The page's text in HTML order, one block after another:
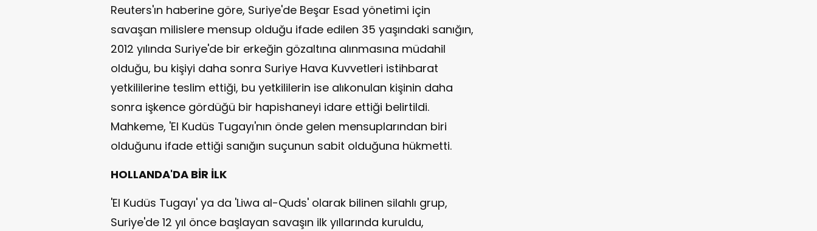
Reuters'ın haberine göre, Suriye'de Beşar Esad yönetimi için
savaşan milislere mensup olduğu ifade edilen 35 yaşındaki sanığın,
2012 yılında Suriye'de bir erkeğin gözaltına alınmasına müdahil
olduğu, bu kişiyi daha sonra Suriye Hava Kuvvetleri istihbarat
yetkililerine teslim ettiği, bu yetkililerin ise alıkonulan kişinin daha
sonra işkence gördüğü bir hapishaneyi idare ettiği belirtildi.
Mahkeme, 'El Kudüs Tugayı'nın önde gelen mensuplarından biri
olduğunu ifade ettiği sanığın suçunun sabit olduğuna hükmetti.
HOLLANDA'DA BİR İLK
'El Kudüs Tugayı' ya da 'Liwa al-Quds' olarak bilinen silahlı grup,
Suriye'de 12 yıl önce başlayan savaşın ilk yıllarında kuruldu,